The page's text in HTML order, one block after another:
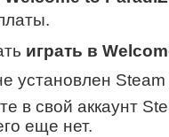
играть в
установлен
в свой аккаунт
еще нет.